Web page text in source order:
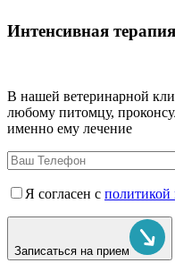
Интенсивная
В нашей ветеринарной
любому питомцу,
именно ему лечение
Я согласен с политикой
Записаться на прием